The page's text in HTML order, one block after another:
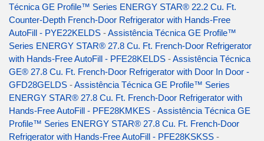
Técnica GE Profile™ Series ENERGY STAR® 22.2 Cu. Ft.
Counter-Depth French-Door Refrigerator with Hands-Free
AutoFill - PYE22KELDS -Assistência Técnica GE Profile™
Series ENERGY STAR® 27.8 Cu. Ft. French-Door Refrigerator
with Hands-Free AutoFill - PFE28KELDS -Assistência Técnica
GE® 27.8 Cu. Ft. French-Door Refrigerator with Door In Door -
GFD28GELDS -Assistência Técnica GE Profile™ Series
ENERGY STAR® 27.8 Cu. Ft. French-Door Refrigerator with
Hands-Free AutoFill - PFE28KMKES -Assistência Técnica GE
Profile™ Series ENERGY STAR® 27.8 Cu. Ft. French-Door
Refrigerator with Hands-Free AutoFill - PFE28KSKSS -